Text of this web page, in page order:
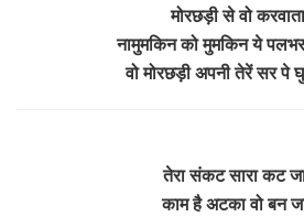
मोरछड़ी से वो
नामुमकिन को मुमकिन ये
वो मोरछड़ी अपनी तेरें सर पे
तेरा संकट सारा कट
काम है अटका वो बन